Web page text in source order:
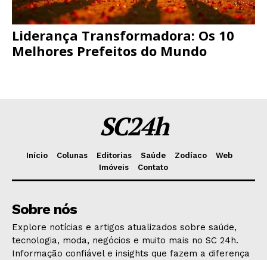
Liderança Transformadora: Os 10
Melhores Prefeitos do Mundo
SC24h
Início Colunas Editorias Saúde Zodíaco
Web
Imóveis
Contato
Sobre nós
Explore notícias e artigos atualizados sobre saúde,
tecnologia, moda, negócios e muito mais no SC 24h.
Informação confiável e insights que fazem a diferença